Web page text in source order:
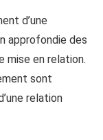
d’une
approfondie des
mise en relation.
sont
relation